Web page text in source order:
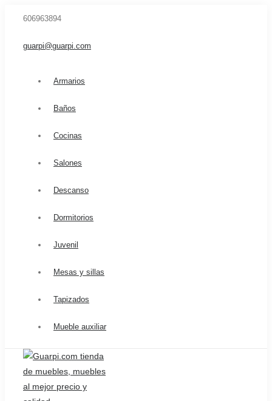
606963894
guarpi@guarpi.com
Armarios
Baños
Cocinas
Salones
Descanso
Dormitorios
Juvenil
Mesas y sillas
Tapizados
Mueble auxiliar